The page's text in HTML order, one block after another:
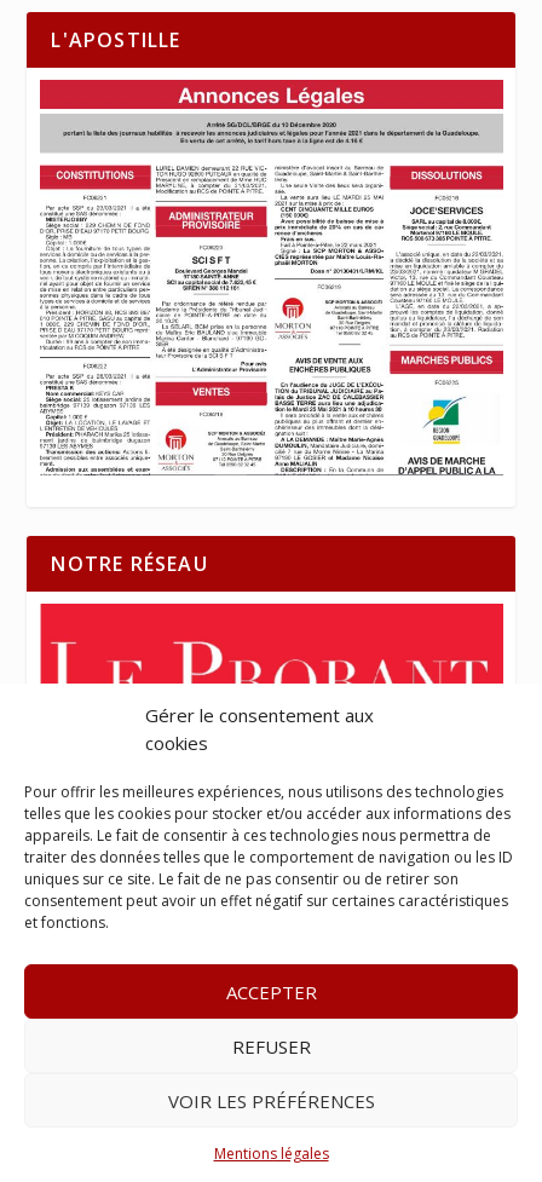
Gérer le consentement aux
cookies
Pour offrir les meilleures expériences, nous utilisons des technologies
telles que les cookies pour stocker et/ou accéder aux informations des
appareils. Le fait de consentir à ces technologies nous permettra de
traiter des données telles que le comportement de navigation ou les ID
uniques sur ce site. Le fait de ne pas consentir ou de retirer son
consentement peut avoir un effet négatif sur certaines caractéristiques
et fonctions.
ACCEPTER
REFUSER
VOIR LES PRÉFÉRENCES
Mentions légales
L'APOSTILLE
NOTRE RÉSEAU
– www.lapostille.fr –
– E-mail :contact@lapostille.fr–
Réalisé avec ❤ par l’Agence 4gency